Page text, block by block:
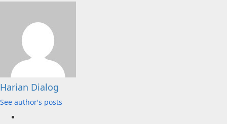
Harian Dialog
See author's posts